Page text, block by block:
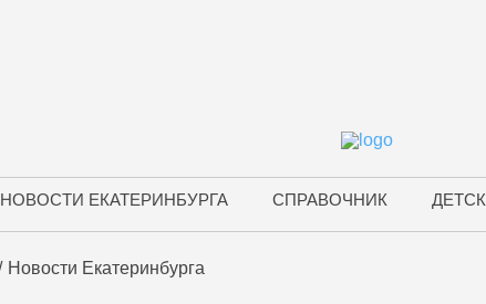
НОВОСТИ ЕКАТЕРИНБУРГА СПРАВОЧНИК
Новости Екатеринбурга